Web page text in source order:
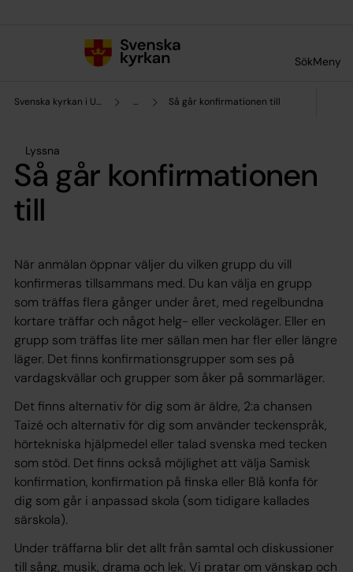
SökMeny
Svenska kyrkan i Umeå ... Så går konfirmationen till
Lyssna
Så går konfirmationen
till
När anmälan öppnar väljer du vilken grupp du vill
konfirmeras tillsammans med. Du kan välja en grupp
som träffas flera gånger under året, med regelbundna
kortare träffar och något helg- eller veckoläger. Eller en
grupp som träffas lite mer sällan men har fler eller längre
läger. Det finns konfirmationsgrupper som ses på
vardagskvällar och grupper som åker på sommarläger.
Det finns alternativ för dig som är äldre, 2:a chansen
Taizé och alternativ för dig som använder teckenspråk,
hörtekniska hjälpmedel eller talad svenska med tecken
som stöd. Det finns också möjlighet att välja Samisk
konfirmation, konfirmation på finska eller Blå konfa för
dig som går i anpassad skola (som tidigare kallades
särskola).
Under träffarna blir det allt från samtal och diskussioner
till sång, musik, drama och lek. Vi pratar om vänskap och